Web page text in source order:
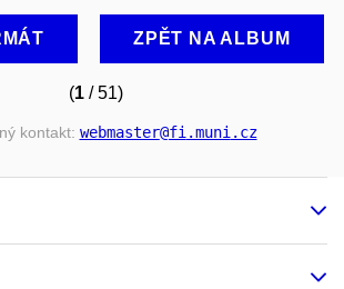
ZPĚT NA ALBUM
(1/ 51)
kontakt: webmaster@fi.muni.cz